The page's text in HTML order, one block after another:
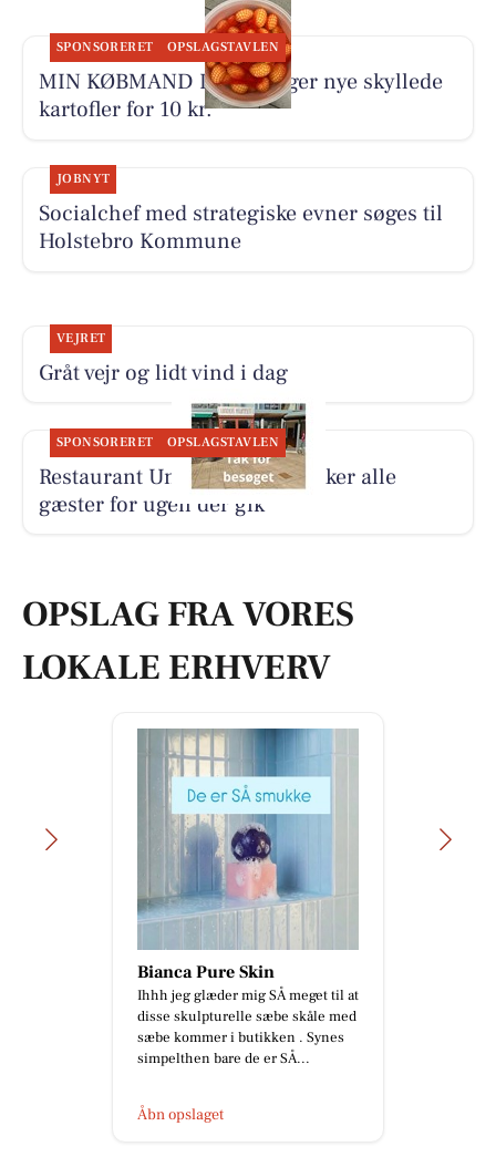
SPONSORERET OPSLAGSTAVLEN
MIN KØBMAND I ASP sælger nye skyllede
kartofler for 10 kr.
JOBNYT
Socialchef med strategiske evner søges til
Holstebro Kommune
VEJRET
Gråt vejr og lidt vind i dag
SPONSORERET OPSLAGSTAVLEN
Restaurant Under Klippen takker alle
gæster for ugen der gik
OPSLAG FRA VORES
LOKALE ERHVERV
Bianca Pure Skin
Ihhh jeg glæder mig SÅ meget til at
disse skulpturelle sæbe skåle med
sæbe kommer i butikken . Synes
simpelthen bare de er SÅ...
Åbn opslaget